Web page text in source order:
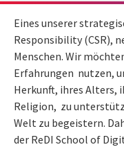
Eines unserer
Responsibility (CSR),
Menschen. Wir
Erfahrungen nutzen,
Herkunft, ihres Alters,
Religion, zu
Welt zu begeistern.
der ReDI School of